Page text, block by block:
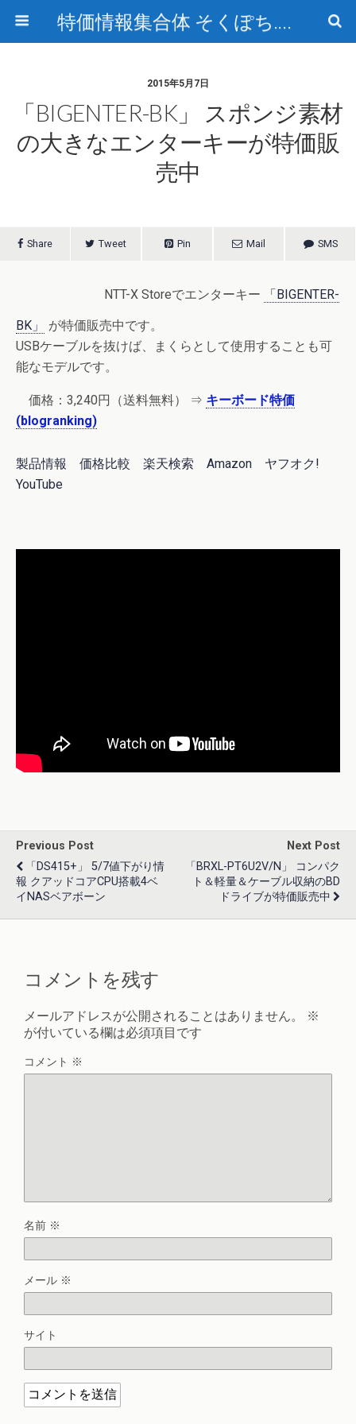
特価情報集合体 そくぽち.com
2015年5月7日
「BIGENTER-BK」 スポンジ素材
の大きなエンターキーが特価販
売中
Share Tweet Pin Mail SMS
NTT-X Storeでエンターキー 「BIGENTER-
BK」
が特価販売中です。
USBケーブルを抜けば、まくらとして使用することも可
能なモデルです。
価格：3,240円（送料無料） ⇒ キーボード特価
(blogranking)
製品情報 価格比較 楽天検索 Amazon
ヤフオク!
YouTube
Previous Post
「DS415+」 5/7値下がり情
報 クアッドコアCPU搭載4ベ
イNASベアボーン
Next Post
「BRXL-PT6U2V/N」 コンパク
ト＆軽量＆ケーブル収納のBD
ドライブが特価販売中
コメントを残す
メールアドレスが公開されることはありません。
※
が付いている欄は必須項目です
コメント ※
名前 ※
メール ※
サイト